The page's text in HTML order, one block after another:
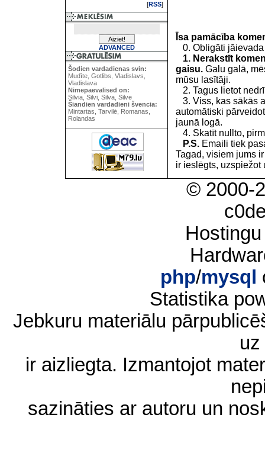
[RSS]
ADVANCED
Šodien vardadienas svin:
Mudīte, Gotlibs, Vladislavs,
Vladislava
Nimepaevalised on:
Silvia, Silvi, Silva, Silve
Šiandien vardadieni švencia:
Mintartas, Tarvilė, Romanas,
Rolandas
Īsa pamācība
0. Obligāti jāievada
1. Nerakstīt
gaisu. Galu galā,
mūsu lasītāji.
2. Tagus lietot
3. Viss, kas sākās
automātiski
jaunā logā.
4. Skatīt nullto,
P.S. Emaili tiek
Tagad, visiem jums
ir ieslēgts, uzspiežot
© 2000-
php/mysql
Statistika
Jebkuru materiālu
ir aizliegta. Izmantojot
sazināties ar autoru un